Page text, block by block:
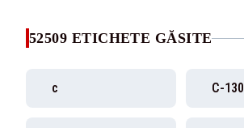
52509 ETICHETE GĂSITE
c C-130